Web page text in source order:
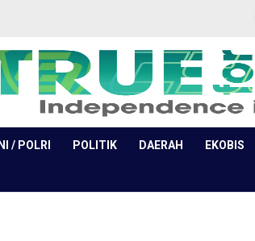
/ POLRI POLITIK DAERAH EKOBIS